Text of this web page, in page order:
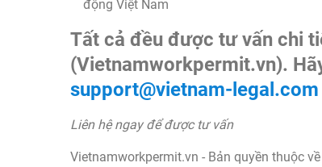
động Việt Nam
Tất cả đều được tư vấn chi
(Vietnamworkpermit.vn).
support@vietnam-legal.com
Liên hệ ngay để được tư vấn
Vietnamworkpermit.vn - Bản quyền thuộc